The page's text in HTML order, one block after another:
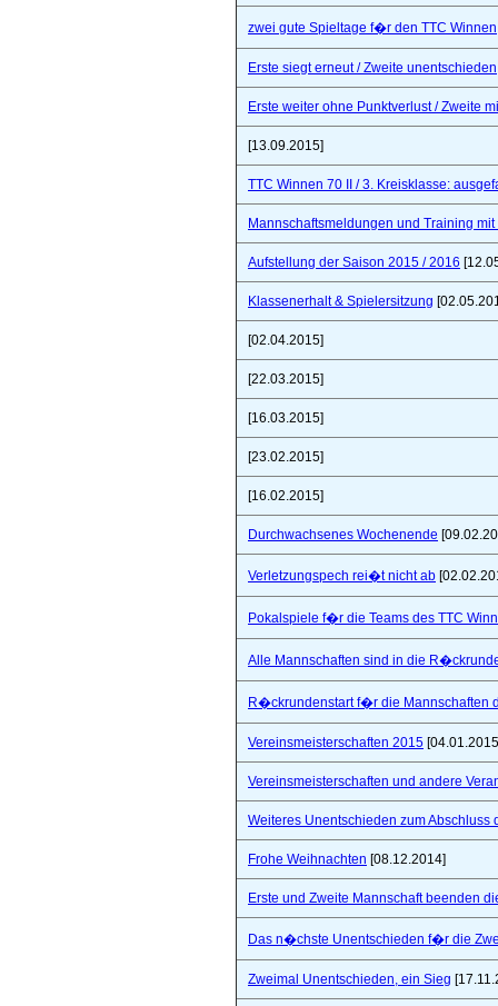
zwei gute Spieltage f�r den TTC Winnen
Erste siegt erneut / Zweite unentschieden
Erste weiter ohne Punktverlust / Zweite
[13.09.2015]
TTC Winnen 70 II / 3. Kreisklasse:
Mannschaftsmeldungen und Training
Aufstellung der Saison 2015 / 2016
Klassenerhalt & Spielersitzung
[02.04.2015]
[22.03.2015]
[16.03.2015]
[23.02.2015]
[16.02.2015]
Durchwachsenes Wochenende
Verletzungspech rei�t nicht ab
Pokalspiele f�r die Teams des TTC
Alle Mannschaften sind in die
R�ckrundenstart f�r die Mannschaften
Vereinsmeisterschaften 2015
Vereinsmeisterschaften und andere
Weiteres Unentschieden zum Abschluss
Frohe Weihnachten [08.12.2014]
Erste und Zweite Mannschaft beenden
Das n�chste Unentschieden f�r die
Zweimal Unentschieden, ein Sieg